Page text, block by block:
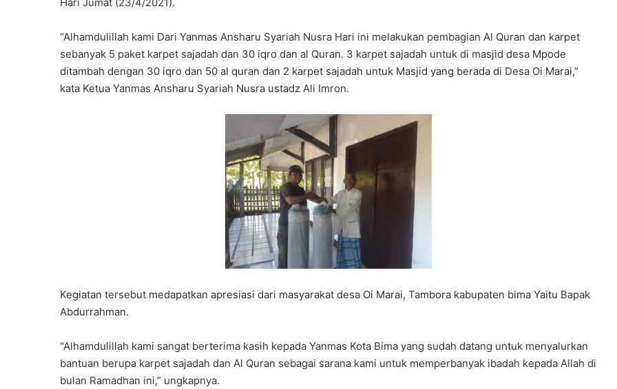
“Alhamdulillah kami Dari Yanmas Ansharu Syariah Nusra Hari ini melakukan pembagian Al Quran dan karpet
sebanyak 5 paket karpet sajadah dan 30 iqro dan al Quran. 3 karpet sajadah untuk di masjid desa Mpode
ditambah dengan 30 iqro dan 50 al quran dan 2 karpet sajadah untuk Masjid yang berada di Desa Oi Marai,”
kata Ketua Yanmas Ansharu Syariah Nusra ustadz Ali Imron.
Kegiatan tersebut medapatkan apresiasi dari masyarakat desa Oi Marai, Tambora kabupaten bima Yaitu Bapak
Abdurrahman.
“Alhamdulillah kami sangat berterima kasih kepada Yanmas Kota Bima yang sudah datang untuk menyalurkan
bantuan berupa karpet sajadah dan Al Quran sebagai sarana kami untuk memperbanyak ibadah kepada Allah di
bulan Ramadhan ini,” ungkapnya.